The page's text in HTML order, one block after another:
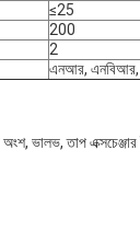
≤25
200
2
এনআর, এনবিআর,
অংশ, ভালভ, তাপ